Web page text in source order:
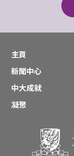
主頁
新聞中心
中大成就
凝聚